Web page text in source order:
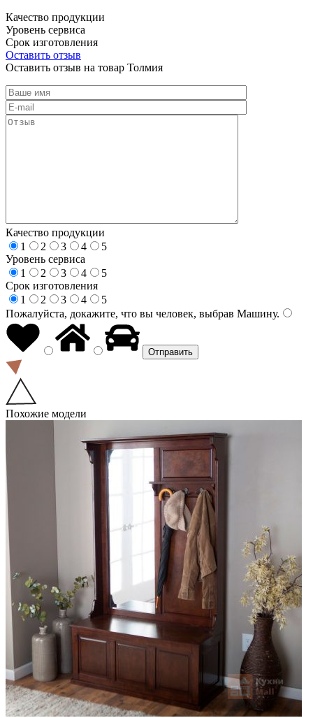
Качество продукции
Уровень сервиса
Срок изготовления
Оставить отзыв
Оставить отзыв на товар Толмия
Качество продукции
1
2 3 4
5
Уровень сервиса
1
2 3 4
5
Срок изготовления
1
2 3 4
5
Пожалуйста, докажите, что вы человек, выбрав Машину.
Похожие модели